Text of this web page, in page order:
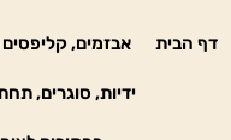
דף הבית אבזמים, קליפסים
ידיות, סוגרים,